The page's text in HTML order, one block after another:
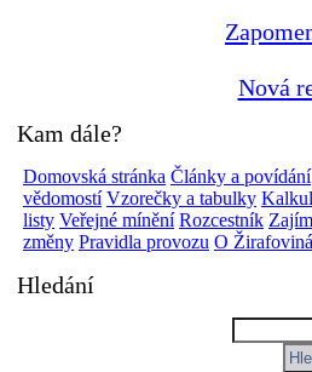
Nová
Kam dále?
Domovská stránka Články a povídání
vědomostí Vzorečky a tabulky
listy Veřejné mínění Rozcestník
změny Pravidla provozu O
Hledání